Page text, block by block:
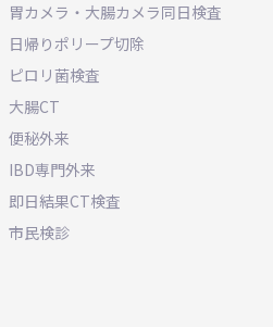
胃カメラ・大腸カメラ同日検査
日帰りポリープ切除
ピロリ菌検査
大腸CT
便秘外来
IBD専門外来
即日結果CT検査
市民検診